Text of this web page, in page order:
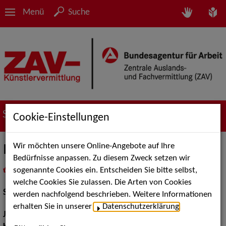
Menü Suche
Suche nach Künstler*innen
Ines Vogt
als PDF speichern
inMeine Merklistelegen
Schauspiel:Bühne
Jahrgang:
Cookie-Einstellungen
Wir möchten unsere Online-Angebote auf Ihre
Bedürfnisse anpassen. Zu diesem Zweck setzen wir
sogenannte Cookies ein. Entscheiden Sie bitte selbst,
welche Cookies Sie zulassen. Die Arten von Cookies
werden nachfolgend beschrieben. Weitere Informationen
erhalten Sie in unserer
Datenschutzerklärung